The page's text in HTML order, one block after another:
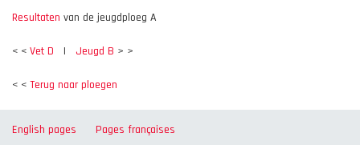
Resultaten van de jeugdploeg A
< < Vet D I Jeugd B > >
< < Terug naar ploegen
English pages Pages françaises